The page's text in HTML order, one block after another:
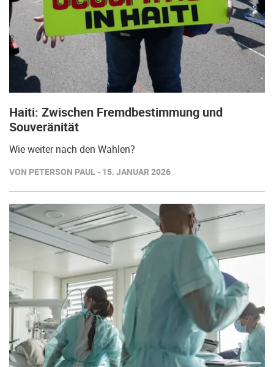
Haiti: Zwischen Fremdbestimmung und
Souveränität
Wie weiter nach den Wahlen?
VON PETERSON PAUL - 15. JANUAR 2026